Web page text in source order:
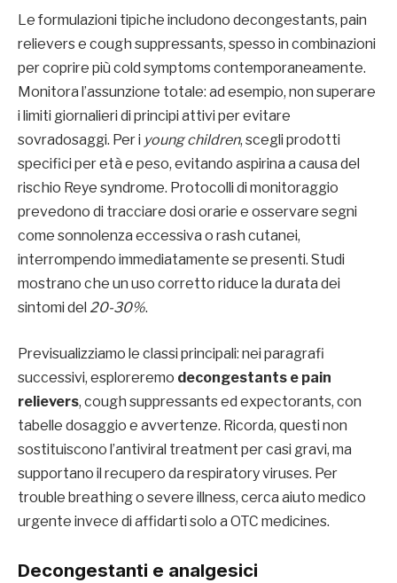
Le formulazioni tipiche includono decongestants, pain
relievers e cough suppressants, spesso in combinazioni
per coprire più cold symptoms contemporaneamente.
Monitora l’assunzione totale: ad esempio, non superare
i limiti giornalieri di principi attivi per evitare
sovradosaggi. Per i young children, scegli prodotti
specifici per età e peso, evitando aspirina a causa del
rischio Reye syndrome. Protocolli di monitoraggio
prevedono di tracciare dosi orarie e osservare segni
come sonnolenza eccessiva o rash cutanei,
interrompendo immediatamente se presenti. Studi
mostrano che un uso corretto riduce la durata dei
sintomi del 20-30%.
Previsualizziamo le classi principali: nei paragrafi
successivi, esploreremo decongestants e pain
relievers, cough suppressants ed expectorants, con
tabelle dosaggio e avvertenze. Ricorda, questi non
sostituiscono l’antiviral treatment per casi gravi, ma
supportano il recupero da respiratory viruses. Per
trouble breathing o severe illness, cerca aiuto medico
urgente invece di affidarti solo a OTC medicines.
Decongestanti e analgesici